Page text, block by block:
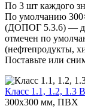
По 3 шт каждого
По умолчанию
(ДОПОГ 5.3.6) —
отмечен по
(нефтепродукты,
Поставьте или
Класс 1.1, 1.2, 1.3
300х300 мм, ПВХ